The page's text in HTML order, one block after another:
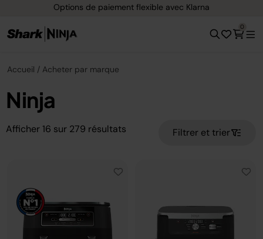
Options de paiement flexible avec Klarna
0
Accueil Acheter par marque
Ninja
Afficher 16 sur 279 résultats Filtrer et trier